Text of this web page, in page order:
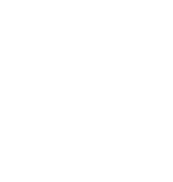
Unsere Rezeptur richtet
Körper manchmal eine
Inhalt vor Licht und